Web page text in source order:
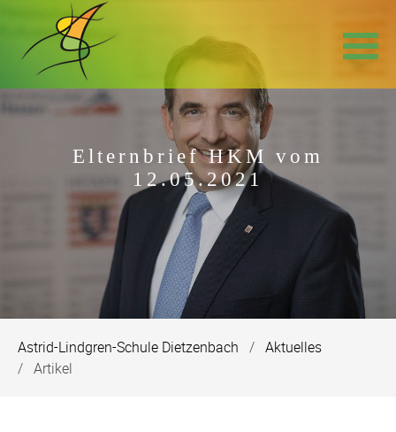
Elternbrief HKM vom
12.05.2021
Astrid-Lindgren-Schule Dietzenbach
Aktuelles
Artikel